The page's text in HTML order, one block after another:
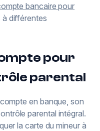
bancaire pour
à différentes
pour
parental
en banque, son
parental intégral.
la carte du mineur à